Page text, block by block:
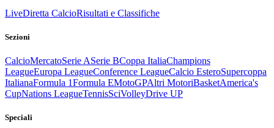
LiveDiretta CalcioRisultati e Classifiche
Sezioni
CalcioMercatoSerie ASerie BCoppa ItaliaChampions
LeagueEuropa LeagueConference LeagueCalcio EsteroSupercoppa
ItalianaFormula 1Formula EMotoGPAltri MotoriBasketAmerica's
CupNations LeagueTennisSciVolleyDrive UP
Speciali